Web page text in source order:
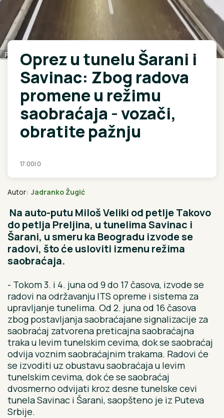
Rina
Oprez u tunelu Šarani i
Savinac: Zbog radova
promene u režimu
saobraćaja - vozači,
obratite pažnju
17:00| 0
Autor: Jadranko Žugić
Na auto-putu Miloš Veliki od petlje Takovo
do petlja Preljina, u tunelima Savinac i
Šarani, u smeru ka Beogradu izvode se
radovi, što će usloviti izmenu režima
saobraćaja.
- Tokom 3. i 4. juna od 9 do 17 časova, izvode se
radovi na održavanju ITS opreme i sistema za
upravljanje tunelima. Od 2. juna od 16 časova
zbog postavljanja saobraćajane signalizacije za
saobraćaj zatvorena preticajna saobraćajna
traka u levim tunelskim cevima, dok se saobraćaj
odvija voznim saobraćajnim trakama. Radovi će
se izvoditi uz obustavu saobraćaja u levim
tunelskim cevima, dok će se saobraćaj
dvosmerno odvijati kroz desne tunelske cevi
tunela Savinac i Šarani, saopšteno je iz Puteva
Srbije.